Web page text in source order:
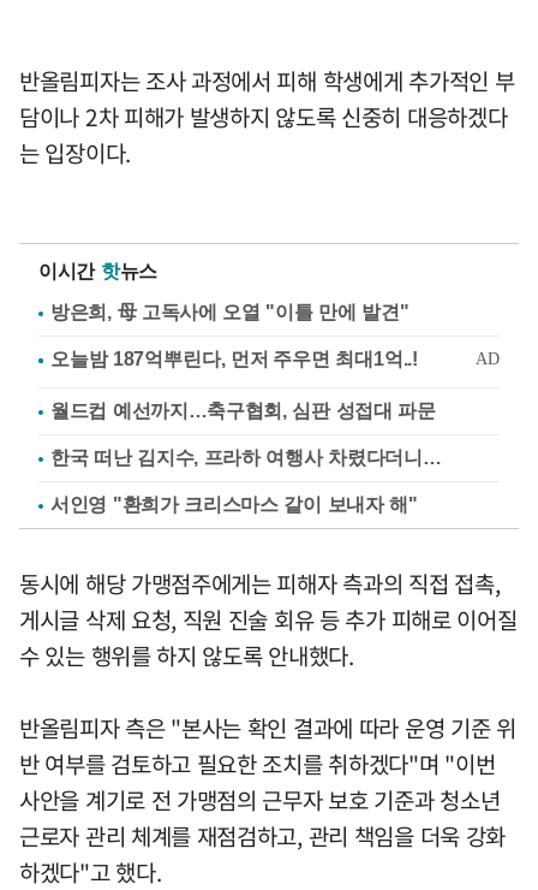
반올림피자는 조사 과정에서 피해 학생에게 추가적인 부
담이나 2차 피해가 발생하지 않도록 신중히 대응하겠다
는 입장이다.
이시간 핫뉴스
방은희, 母 고독사에 오열 "이틀 만에 발견"
월드컵 예선까지…축구협회, 심판 성접대 파문
한국 떠난 김지수, 프라하 여행사 차렸다더니…
서인영 "환희가 크리스마스 같이 보내자 해"
동시에 해당 가맹점주에게는 피해자 측과의 직접 접촉,
게시글 삭제 요청, 직원 진술 회유 등 추가 피해로 이어질
수 있는 행위를 하지 않도록 안내했다.
반올림피자 측은 "본사는 확인 결과에 따라 운영 기준 위
반 여부를 검토하고 필요한 조치를 취하겠다"며 "이번
사안을 계기로 전 가맹점의 근무자 보호 기준과 청소년
근로자 관리 체계를 재점검하고, 관리 책임을 더욱 강화
하겠다"고 했다.